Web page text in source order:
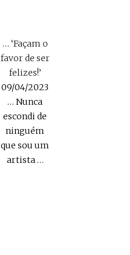
… ‘Façam o
favor de ser
felizes!’
09/04/2023
… Nunca
escondi de
ninguém
que sou um
artista…